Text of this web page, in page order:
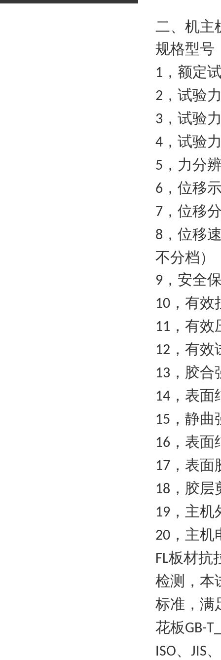
二、机主
规格型号
1 ，额定
2 ，试验
3 ，试验
4 ，试验
5 ，力分
6 ，位移
7 ，位移
8 ，位移
不分档）
9 ，安全
10 ，有
11 ，有
12 ，有
13 ，胶
14 ，表
15 ，静
16 ，表
17 ，表
18 ，胶
19 ，主
20 ，主机
FL板材抗
检测，本
标准，满
花板GB-
ISO、 JIS、